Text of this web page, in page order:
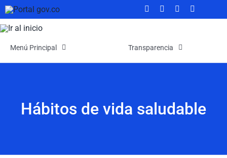
Saltar
al
contenido
Menú Principal
La Empresa
Transparencia
Atención y Servicios a la Ciudadanía
Hábitos de vida saludable